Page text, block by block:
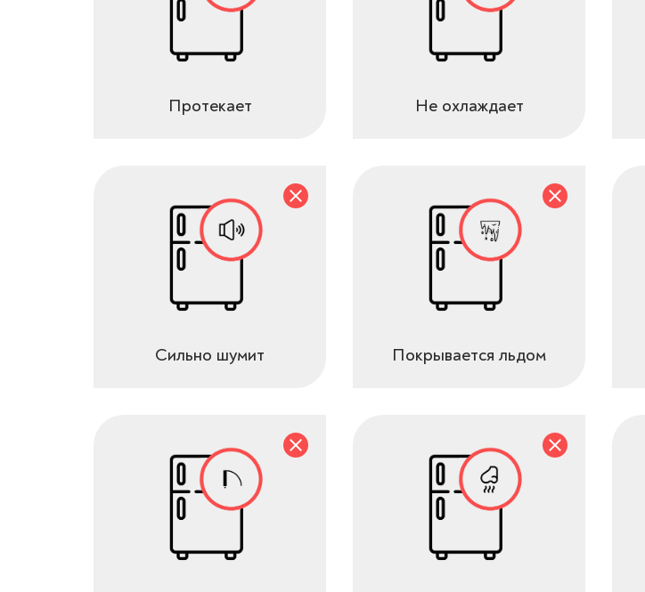
Протекает Не охлаждает
Сильно шумит Покрывается льдом